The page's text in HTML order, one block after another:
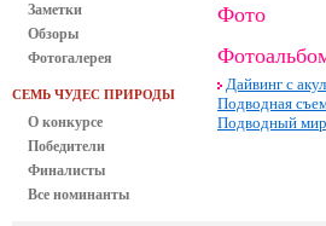
Заметки
Обзоры
Фотогалерея
СЕМЬ ЧУДЕС ПРИРОДЫ
О конкурсе
Победители
Финалисты
Все номинанты
Фото
Дайвинг с
Подводная
Подводный